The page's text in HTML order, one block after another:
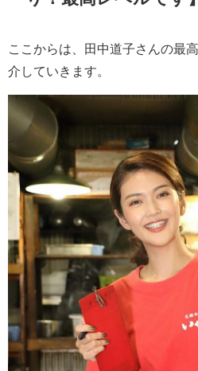
ここからは、田中道子さんの最
介していきます。